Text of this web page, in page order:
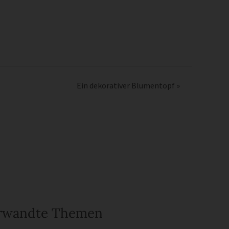
Ein dekorativer Blumentopf »
Themen